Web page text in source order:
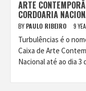
ARTE
CORDOARIA
BY PAULO RIBEIRO 9
Turbulências é o
Caixa de Arte
Nacional até ao dia 3